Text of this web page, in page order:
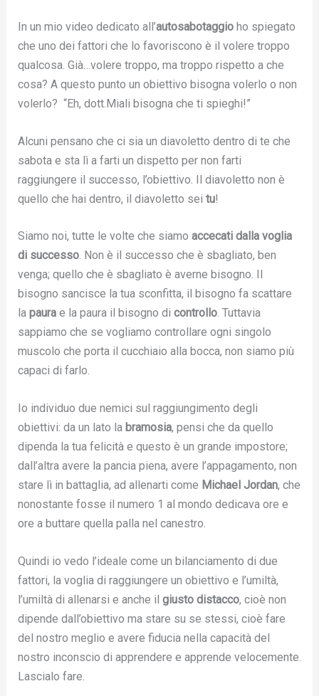
In un mio video dedicato all’autosabotaggioho spiegato
che uno dei fattori che lo favoriscono è il volere troppo
qualcosa. Già…volere troppo, ma troppo rispetto a che
cosa? A questo punto un obiettivo bisogna volerlo o non
volerlo? “Eh, dott.Miali bisogna che ti spieghi!”
Alcuni pensano che ci sia un diavoletto dentro di te che
sabota e sta lì a farti un dispetto per non farti
raggiungere il successo, l’obiettivo. Il diavoletto non è
quello che hai dentro, il diavoletto sei tu!
Siamo noi, tutte le volte che siamo accecati dalla voglia
di successo. Non è il successo che è sbagliato, ben
venga; quello che è sbagliato è averne bisogno. Il
bisogno sancisce la tua sconfitta, il bisogno fa scattare
la paurae la paura il bisogno di controllo. Tuttavia
sappiamo che se vogliamo controllare ogni singolo
muscolo che porta il cucchiaio alla bocca, non siamo più
capaci di farlo.
Io individuo due nemici sul raggiungimento degli
obiettivi: da un lato la bramosia, pensi che da quello
dipenda la tua felicità e questo è un grande impostore;
dall’altra avere la pancia piena, avere l’appagamento, non
stare lì in battaglia, ad allenarti come Michael Jordan, che
nonostante fosse il numero 1 al mondo dedicava ore e
ore a buttare quella palla nel canestro.
Quindi io vedo l’ideale come un bilanciamento di due
fattori, la voglia di raggiungere un obiettivo e l’umiltà,
l’umiltà di allenarsi e anche il giusto distacco, cioè non
dipende dall’obiettivo ma stare su se stessi, cioè fare
del nostro meglio e avere fiducia nella capacità del
nostro inconscio di apprendere e apprende velocemente.
Lascialo fare.